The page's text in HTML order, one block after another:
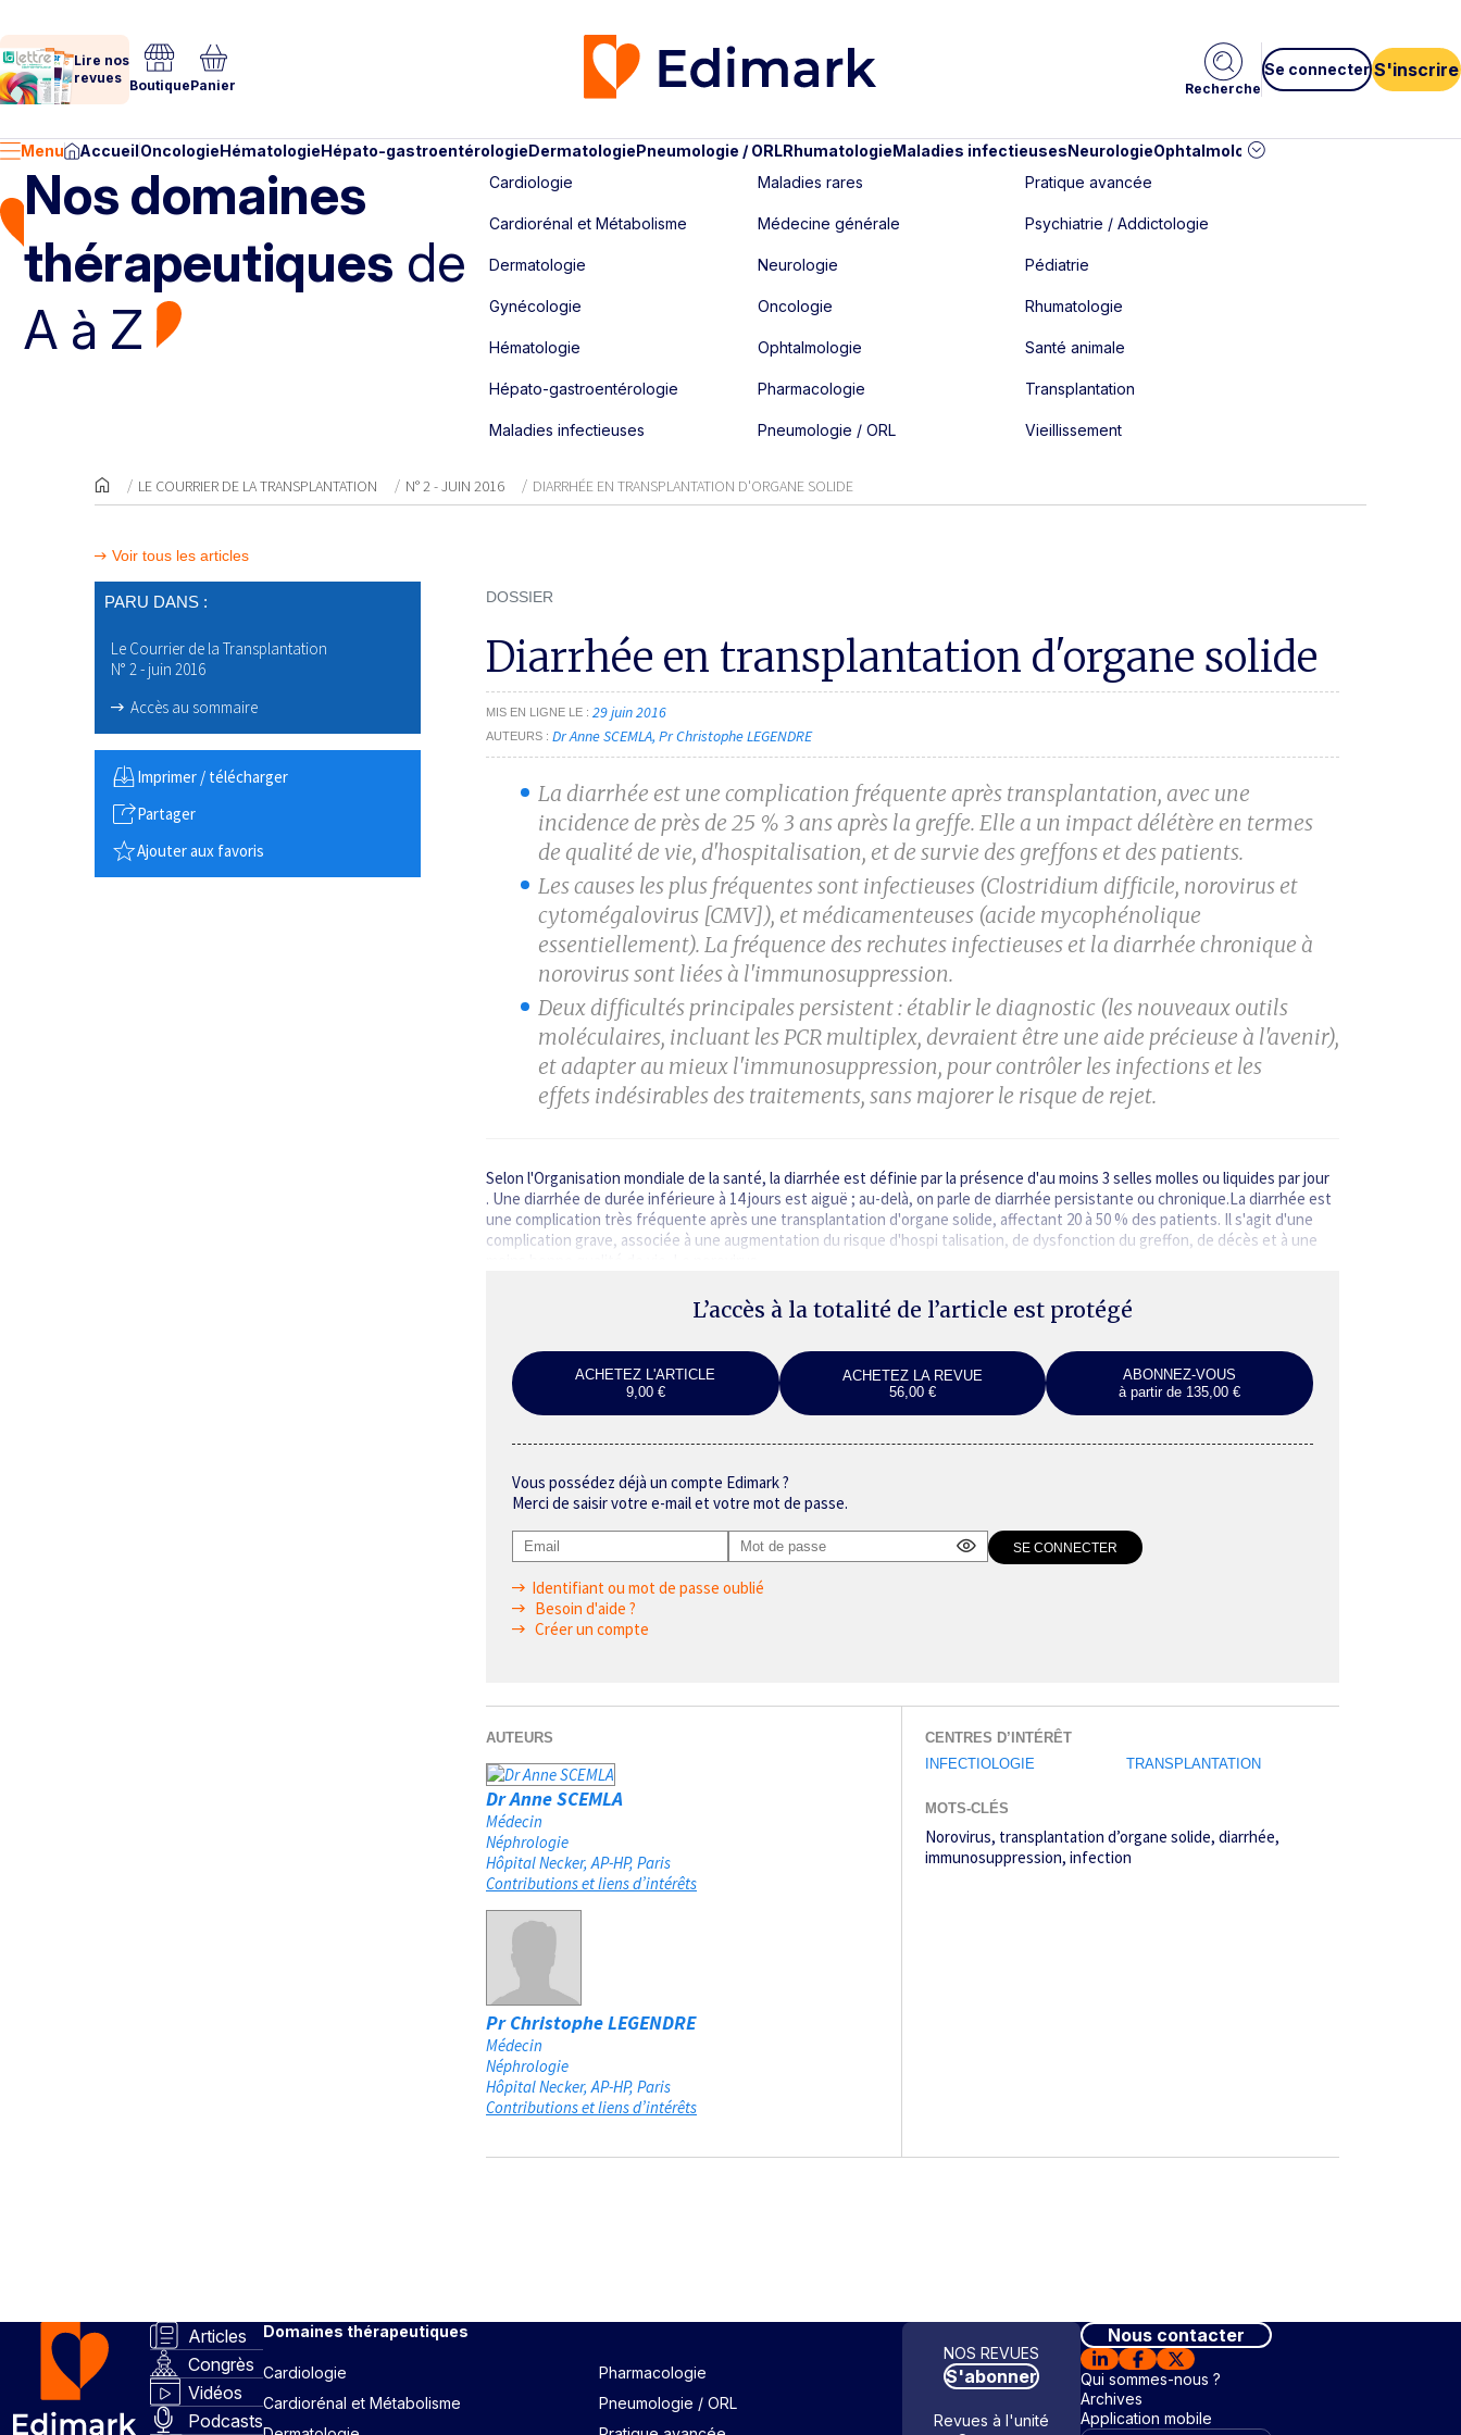
Lire nos
revues BoutiquePanier Recherche
Se connecter S'inscrire
Menu AccueilOncologieHématologieHépato-gastroentérologieDermatologiePneumologie / ORLRhumatologieMaladies infectieusesNeurologieOphtalmologie
Nos domaines
thérapeutiques de
A à Z
Cardiologie
Cardiorénal et Métabolisme
Dermatologie
Gynécologie
Hématologie
Hépato-gastroentérologie
Maladies infectieuses
Maladies rares
Médecine générale
Neurologie
Oncologie
Ophtalmologie
Pharmacologie
Pneumologie / ORL
Pratique avancée
Psychiatrie / Addictologie
Pédiatrie
Rhumatologie
Santé animale
Transplantation
Vieillissement
LE COURRIER DE LA TRANSPLANTATION N° 2 - JUIN 2016 DIARRHÉE EN TRANSPLANTATION D'ORGANE SOLIDE
Voir tous les articles
PARU DANS :
Le Courrier de la Transplantation
N° 2 - juin 2016
Accès au sommaire
Imprimer / télécharger
Partager
Ajouter aux favoris
DOSSIER
Diarrhée en transplantation d'organe solide
MIS EN LIGNE LE 29 juin 2016
AUTEURS Dr Anne SCEMLA Pr Christophe LEGENDRE
La diarrhée est une complication fréquente après transplantation, avec une
incidence de près de 25 % 3 ans après la greffe. Elle a un impact délétère en termes
de qualité de vie, d'hospitalisation, et de survie des greffons et des patients.
Les causes les plus fréquentes sont infectieuses (Clostridium difficile, norovirus et
cytomégalovirus [CMV]), et médicamenteuses (acide mycophénolique
essentiellement). La fréquence des rechutes infectieuses et la diarrhée chronique à
norovirus sont liées à l'immunosuppression.
Deux difficultés principales persistent : établir le diagnostic (les nouveaux outils
moléculaires, incluant les PCR multiplex, devraient être une aide précieuse à l'avenir),
et adapter au mieux l'immunosuppression, pour contrôler les infections et les
effets indésirables des traitements, sans majorer le risque de rejet.
Selon l'Organisation mondiale de la santé, la diarrhée est définie par la présence d'au moins 3 selles molles ou liquides par jour
. Une diarrhée de durée inférieure à 14 jours est aiguë ; au-delà, on parle de diarrhée persistante ou chronique.La diarrhée est
une complication très fréquente après une transplantation d'organe solide, affectant 20 à 50 % des patients. Il s'agit d'une
complication grave, associée à une augmentation du risque d'hospi talisation, de dysfonction du greffon, de décès et à une
L’accès à la totalité de l’article est protégé
ACHETEZ L'ARTICLE
9,00 €
ACHETEZ LA REVUE
56,00 €
ABONNEZ-VOUS
à partir de 135,00 €
Vous possédez déjà un compte Edimark ?
Merci de saisir votre e-mail et votre mot de passe.
Identifiant ou mot de passe oublié
Besoin d'aide ?
Créer un compte
AUTEURS
Dr Anne SCEMLA
Médecin
Néphrologie
Hôpital Necker, AP-HP Paris
Contributions et liens d’intérêts
Pr Christophe LEGENDRE
Médecin
Néphrologie
Hôpital Necker, AP-HP Paris
Contributions et liens d’intérêts
CENTRES D’INTÉRÊT
INFECTIOLOGIE
TRANSPLANTATION
MOTS-CLÉS
Norovirus transplantation d’organe solide diarrhée
immunosuppression infection
Articles
Congrès
Vidéos
Podcasts
Domaines thérapeutiques
Cardiologie
Cardiorénal et Métabolisme
Pharmacologie
Pneumologie / ORL
NOS REVUES
S'abonner
Revues à l'unité
Nous contacter
Qui sommes-nous ?
Archives
Application mobile